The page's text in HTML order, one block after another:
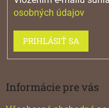
osobných údajov
PRIHLÁSIŤ SA
Informácie pre vás